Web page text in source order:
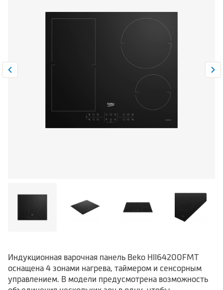
Индукционная варочная панель Beko HII64200FMT
оснащена 4 зонами нагрева, таймером и сенсорным
управлением. В модели предусмотрена возможность